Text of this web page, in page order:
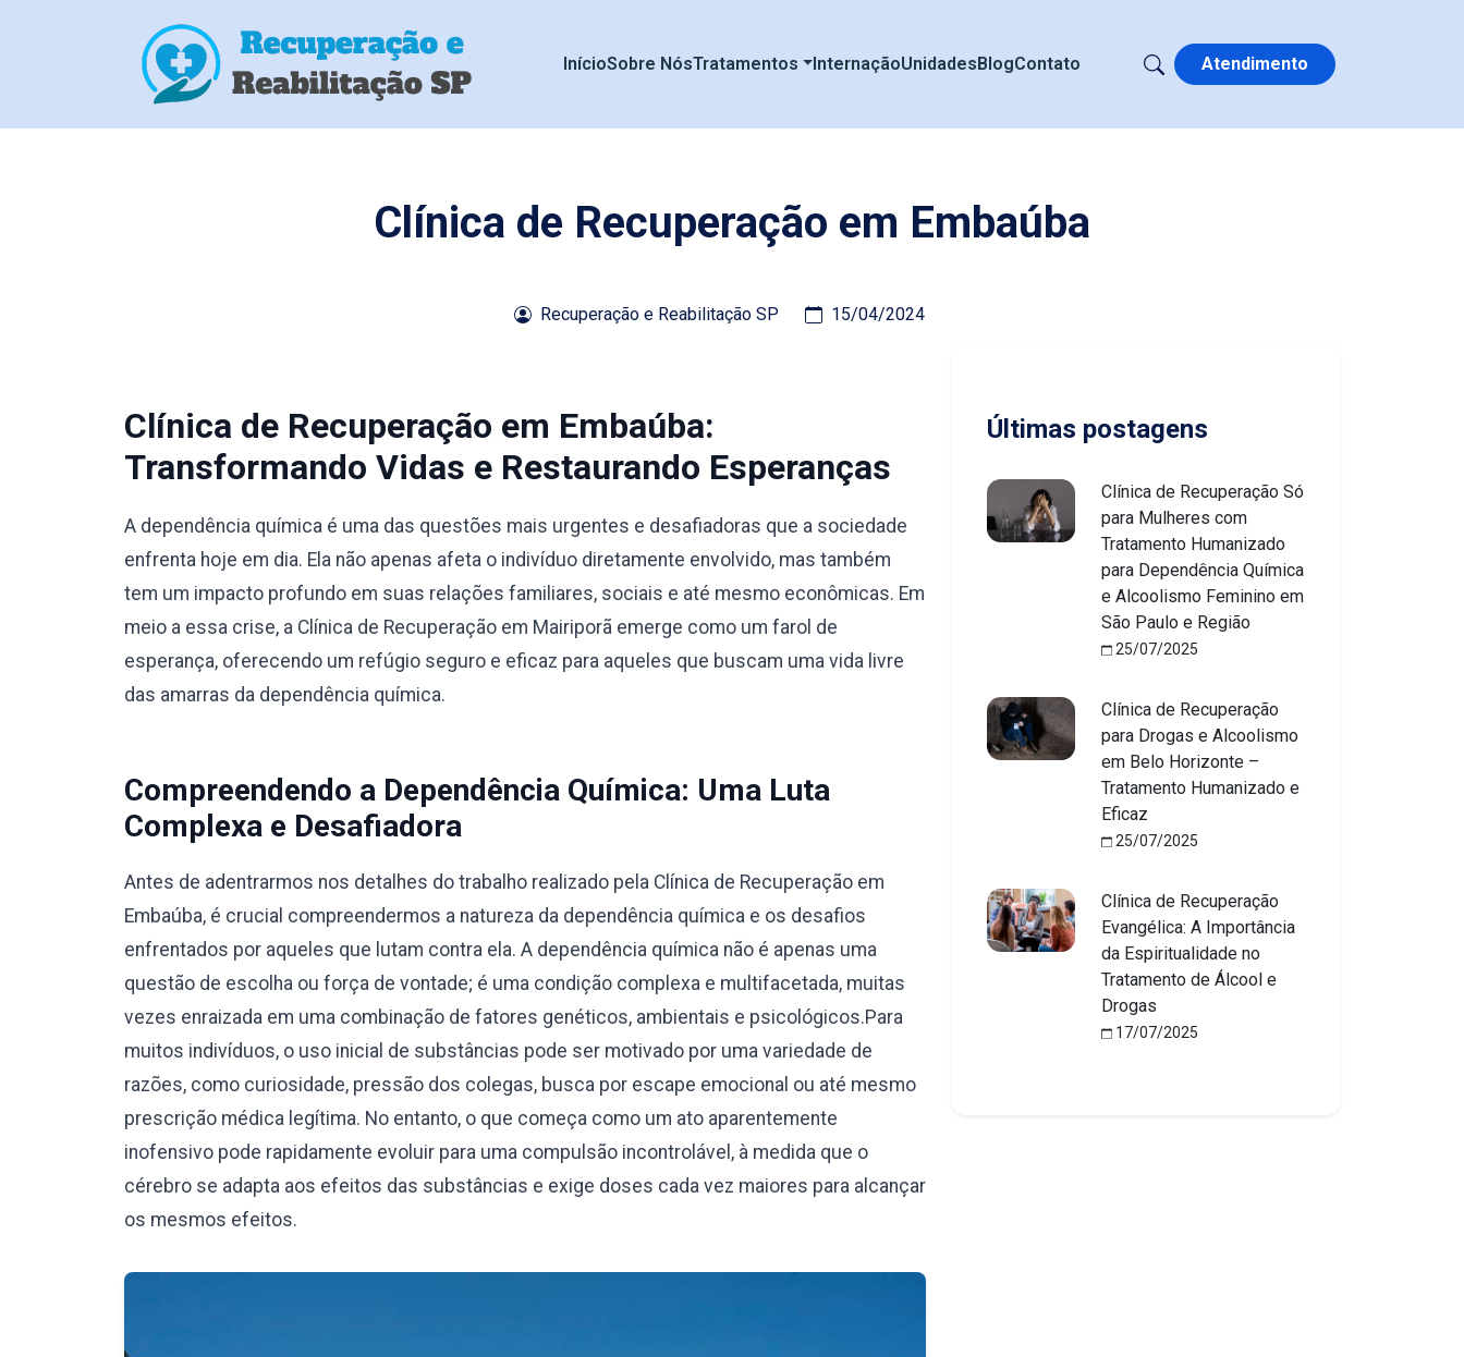
InícioSobre NósTratamentos InternaçãoUnidadesBlogContato Atendimento
Clínica de Recuperação em Embaúba
Recuperação e Reabilitação SP 15/04/2024
Clínica de Recuperação em Embaúba:
Transformando Vidas e Restaurando Esperanças
A dependência química é uma das questões mais urgentes e desafiadoras que a sociedade
enfrenta hoje em dia. Ela não apenas afeta o indivíduo diretamente envolvido, mas também
tem um impacto profundo em suas relações familiares, sociais e até mesmo econômicas. Em
meio a essa crise, a Clínica de Recuperação em Mairiporã emerge como um farol de
esperança, oferecendo um refúgio seguro e eficaz para aqueles que buscam uma vida livre
das amarras da dependência química.
Compreendendo a Dependência Química: Uma Luta
Complexa e Desafiadora
Antes de adentrarmos nos detalhes do trabalho realizado pela Clínica de Recuperação em
Embaúba, é crucial compreendermos a natureza da dependência química e os desafios
enfrentados por aqueles que lutam contra ela. A dependência química não é apenas uma
questão de escolha ou força de vontade; é uma condição complexa e multifacetada, muitas
vezes enraizada em uma combinação de fatores genéticos, ambientais e psicológicos.Para
muitos indivíduos, o uso inicial de substâncias pode ser motivado por uma variedade de
razões, como curiosidade, pressão dos colegas, busca por escape emocional ou até mesmo
prescrição médica legítima. No entanto, o que começa como um ato aparentemente
inofensivo pode rapidamente evoluir para uma compulsão incontrolável, à medida que o
cérebro se adapta aos efeitos das substâncias e exige doses cada vez maiores para alcançar
os mesmos efeitos.
Últimas postagens
Clínica de Recuperação Só
para Mulheres com
Tratamento Humanizado
para Dependência Química
e Alcoolismo Feminino em
São Paulo e Região
25/07/2025
Clínica de Recuperação
para Drogas e Alcoolismo
em Belo Horizonte –
Tratamento Humanizado e
Eficaz
25/07/2025
Clínica de Recuperação
Evangélica: A Importância
da Espiritualidade no
Tratamento de Álcool e
Drogas
17/07/2025